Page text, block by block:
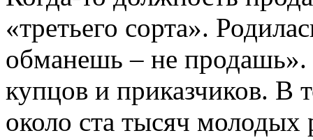
«третьего сорта».
обманешь – не
купцов и приказчиков. В
около ста тысяч